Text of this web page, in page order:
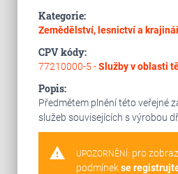
Kategorie:
Zemědělství, lesnictví a
CPV kódy:
77210000-5 -Služby v oblasti
Popis:
Předmětem plnění této veřejné
služeb souvisejících s výrobou
warning UPOZORNĚNÍ: pro
podmínekse